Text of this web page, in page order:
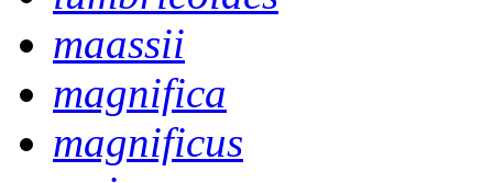
maassii
magnifica
magnificus